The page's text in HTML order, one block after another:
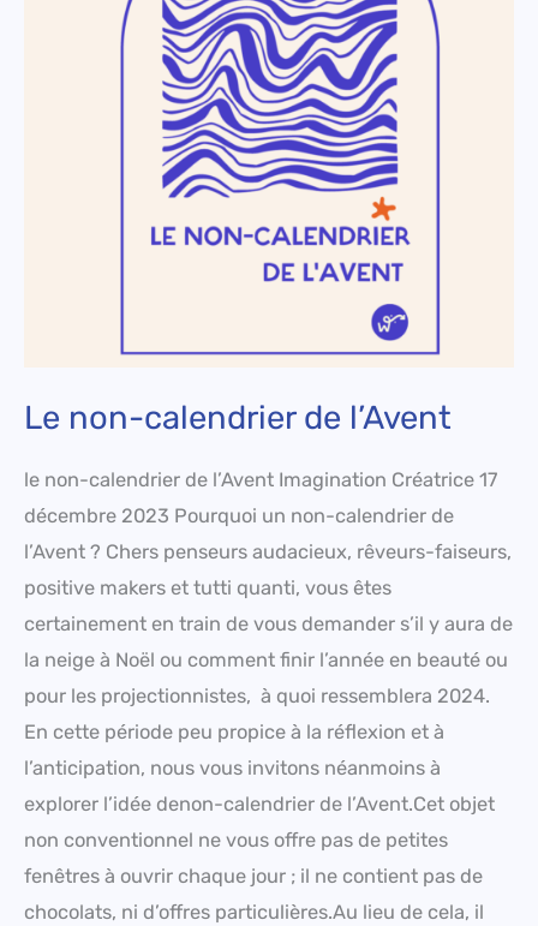
Le non-calendrier de l’Avent
le non-calendrier de l’Avent Imagination Créatrice 17
décembre 2023 Pourquoi un non-calendrier de
l’Avent ? Chers penseurs audacieux, rêveurs-faiseurs,
positive makers et tutti quanti, vous êtes
certainement en train de vous demander s’il y aura de
la neige à Noël ou comment finir l’année en beauté ou
pour les projectionnistes, à quoi ressemblera 2024.
En cette période peu propice à la réflexion et à
l’anticipation, nous vous invitons néanmoins à
explorer l’idée denon-calendrier de l’Avent.Cet objet
non conventionnel ne vous offre pas de petites
fenêtres à ouvrir chaque jour ; il ne contient pas de
chocolats, ni d’offres particulières.Au lieu de cela, il